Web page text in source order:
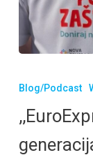
Blog/Podcast